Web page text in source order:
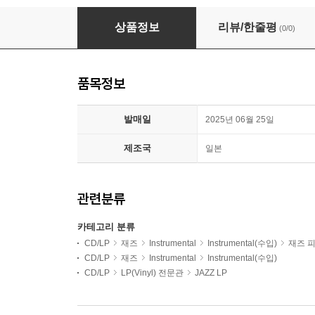
New York Trio (뉴욕 트리오) - Things We
상품정보 리뷰/한줄평 (0/0)
품목정보
발매일 2025년 06월 25일
제조국 일본
관련분류
카테고리 분류
CD/LP 재즈 Instrumental Instrumental(수입)
재즈
CD/LP
재즈 Instrumental
Instrumental(수입)
CD/LP
LP(Vinyl) 전문관 JAZZ LP